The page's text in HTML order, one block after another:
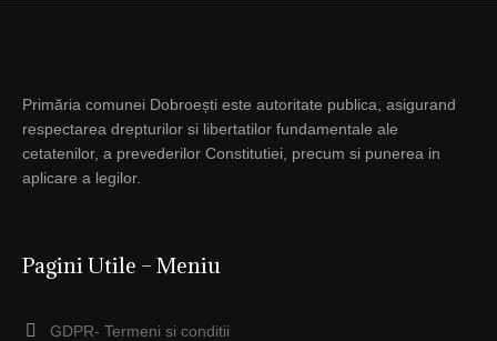
Primăria comunei Dobroești este autoritate publica, asigurand
respectarea drepturilor si libertatilor fundamentale ale
cetatenilor, a prevederilor Constitutiei, precum si punerea in
aplicare a legilor.
Pagini Utile – Meniu
GDPR- Termeni si conditii